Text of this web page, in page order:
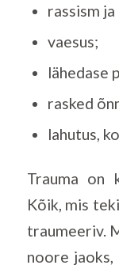
rassism
vaesus;
lähedase
rasked
lahutus,
Trauma on
Kõik, mis
traumeeriv.
noore jaoks,